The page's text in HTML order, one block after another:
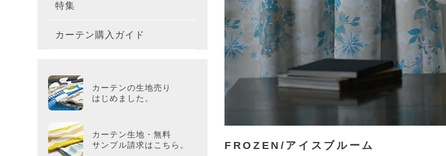
無地・無地調(レースカーテン)
200×200cm（円形）
その他のサイズ
滑り止め加工ラグ
冷感・涼感ラグ
吸湿・発熱ラグ
286×286cm（本間4.5畳）
286×382cm（本間6畳）
キャラクターで選ぶ
ミッキー／MICKEY
プー／POOH
アリス／ALICE
ディズニープリンセス／DISNEY PRINCESS
プレミアムコレクション
玄関用品
バス・トイレ・ランドリー
シリーズで選ぶ
Tower タワー
枕テーブルセンター
革小物
特集 北欧インテリア特集
colne
MOOMIN（ムーミン）
PEANUTS（ピーナッツ）
Saana ja Olli（サーナヤオッリ）
カーテン購入ガイド カーテンサイズの測り方
カーテンサイズの選び方
カーテンの形状記憶加工
遮光カーテンとは？
カーテンの生地売り
はじめました。
カーテン生地・無料
サンプル請求はこちら。
FROZEN/アイスブルーム